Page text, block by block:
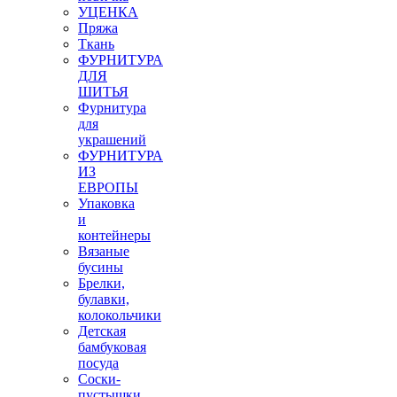
УЦЕНКА
Пряжа
Ткань
ФУРНИТУРА
ДЛЯ
ШИТЬЯ
Фурнитура
для
украшений
ФУРНИТУРА
ИЗ
ЕВРОПЫ
Упаковка
и
контейнеры
Вязаные
бусины
Брелки,
булавки,
колокольчики
Детская
бамбуковая
посуда
Соски-